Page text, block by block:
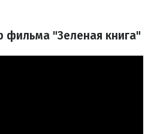
фильма "Зеленая книга"